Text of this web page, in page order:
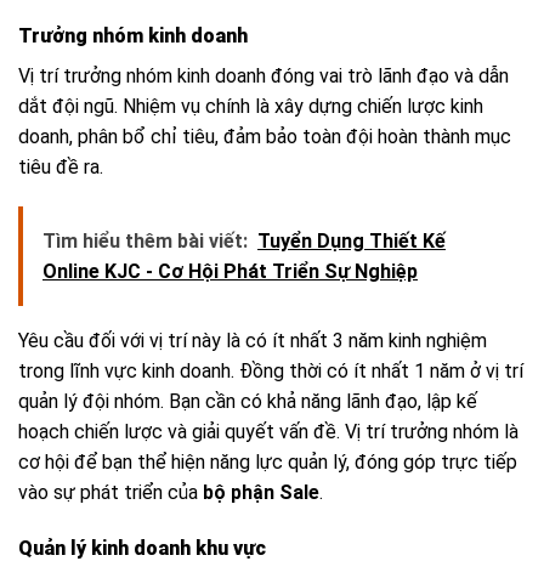
Trưởng nhóm kinh doanh
Vị trí trưởng nhóm kinh doanh đóng vai trò lãnh đạo và dẫn
dắt đội ngũ. Nhiệm vụ chính là xây dựng chiến lược kinh
doanh, phân bổ chỉ tiêu, đảm bảo toàn đội hoàn thành mục
tiêu đề ra.
Tìm hiểu thêm bài viết: Tuyển Dụng Thiết Kế
Online KJC - Cơ Hội Phát Triển Sự Nghiệp
Yêu cầu đối với vị trí này là có ít nhất 3 năm kinh nghiệm
trong lĩnh vực kinh doanh. Đồng thời có ít nhất 1 năm ở vị trí
quản lý đội nhóm. Bạn cần có khả năng lãnh đạo, lập kế
hoạch chiến lược và giải quyết vấn đề. Vị trí trưởng nhóm là
cơ hội để bạn thể hiện năng lực quản lý, đóng góp trực tiếp
vào sự phát triển của bộ phận Sale.
Quản lý kinh doanh khu vực